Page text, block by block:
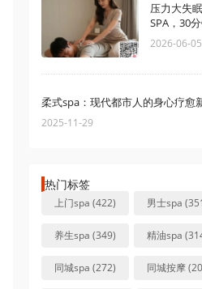
压力大失
SPA，30
2026-06-05
柔式spa：现代都市人的身心疗愈
2025-11-29
热门标签
上门spa (422) 男士spa
养生spa (349) 精油spa
同城spa (272) 同城按摩